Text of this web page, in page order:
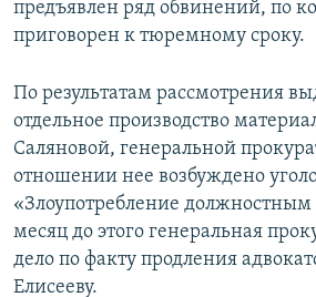
предъявлен ряд обвинений, по
приговорен к тюремному сроку.
По результатам рассмотрения
отдельное производство
Саляновой, генеральной
отношении нее возбуждено
«Злоупотребление
месяц до этого генеральная
дело по факту продления
Елисееву.